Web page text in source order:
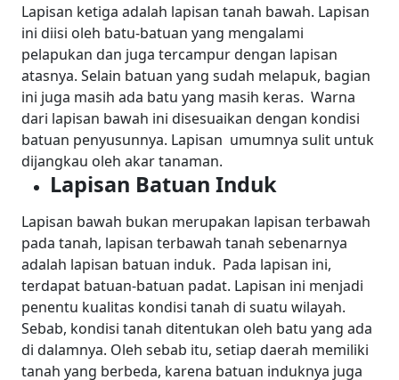
Lapisan ketiga adalah lapisan tanah bawah. Lapisan
ini diisi oleh batu-batuan yang mengalami
pelapukan dan juga tercampur dengan lapisan
atasnya. Selain batuan yang sudah melapuk, bagian
ini juga masih ada batu yang masih keras. Warna
dari lapisan bawah ini disesuaikan dengan kondisi
batuan penyusunnya. Lapisan umumnya sulit untuk
dijangkau oleh akar tanaman.
Lapisan Batuan Induk
Lapisan bawah bukan merupakan lapisan terbawah
pada tanah, lapisan terbawah tanah sebenarnya
adalah lapisan batuan induk. Pada lapisan ini,
terdapat batuan-batuan padat. Lapisan ini menjadi
penentu kualitas kondisi tanah di suatu wilayah.
Sebab, kondisi tanah ditentukan oleh batu yang ada
di dalamnya. Oleh sebab itu, setiap daerah memiliki
tanah yang berbeda, karena batuan induknya juga